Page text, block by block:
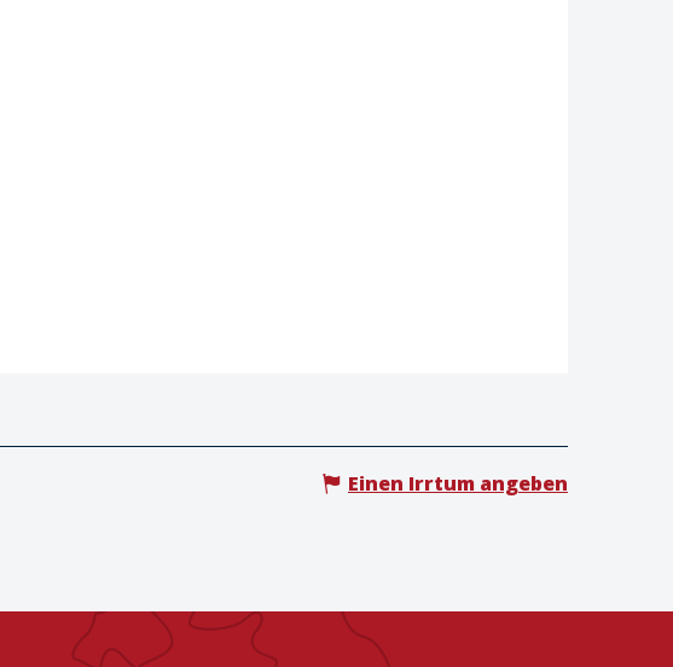
Einen Irrtum angeben